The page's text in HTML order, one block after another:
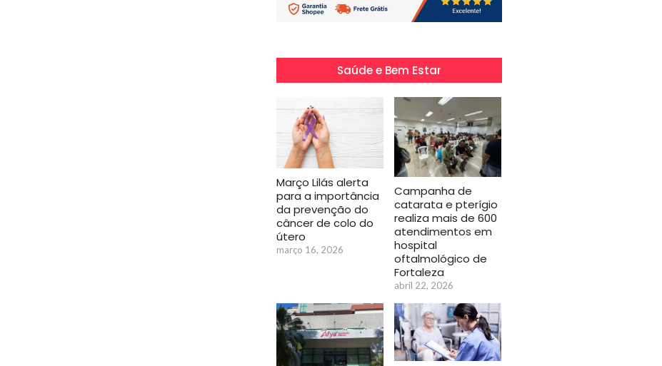
Saúde e Bem Estar
Março Lilás alerta
para a importância
da prevenção do
câncer de colo do
útero
março 16, 2026
Campanha de
catarata e pterígio
realiza mais de 600
atendimentos em
hospital
oftalmológico de
Fortaleza
abril 22, 2026